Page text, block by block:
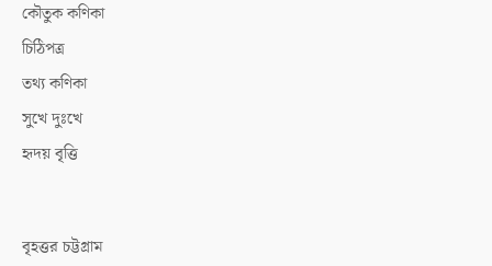
কৌতুক কণিকা
চিঠিপত্র
তথ্য কণিকা
সুখে দুঃখে
হৃদয় বৃত্তি
বৃহত্তর চট্টগ্রাম